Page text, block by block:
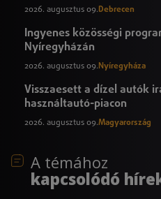
2026. augusztus 09.Debrecen
Ingyenes közösségi
Nyíregyházán
2026. augusztus 09. Nyíregyháza
Visszaesett a dízel autók
használtautó-piacon
2026. augusztus 09.Magyarország
A témához
kapcsolódó